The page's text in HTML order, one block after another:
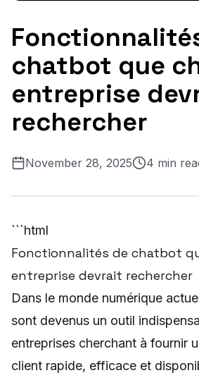
chatbot que
entreprise
rechercher
November 28, 2025 4 min
```html
Fonctionnalités de chatbot
entreprise devrait rechercher
Dans le monde numérique
sont devenus un outil
entreprises cherchant à fournir
client rapide, efficace et